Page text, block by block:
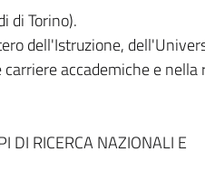
di Torino).
dell'Istruzione,
accademiche e nella
DI RICERCA NAZIONALI E